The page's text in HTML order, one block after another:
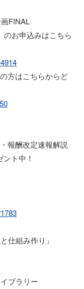
FINAL
のお申込みはこちら
方はこちらからど
報酬改定速報解説
ト中！
仕組み作り」
ブラリー